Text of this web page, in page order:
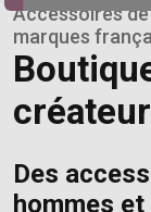
Accessoires
marques
Des
hommes